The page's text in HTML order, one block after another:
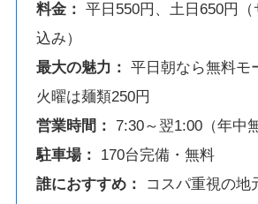
料金：
平日550円、土日650円
込み）
最大の魅力：
平日朝なら無料モ
火曜は麺類250円
営業時間：
7:30～翌1:00（年中
駐車場：
170台完備・無料
誰におすすめ：
コスパ重視の地